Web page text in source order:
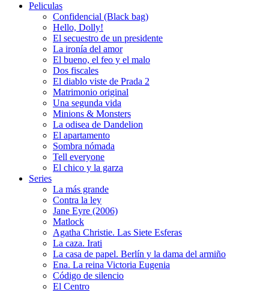
Peliculas
Confidencial (Black bag)
Hello, Dolly!
El secuestro de un presidente
La ironía del amor
El bueno, el feo y el malo
Dos fiscales
El diablo viste de Prada 2
Matrimonio original
Una segunda vida
Minions & Monsters
La odisea de Dandelion
El apartamento
Sombra nómada
Tell everyone
El chico y la garza
Series
La más grande
Contra la ley
Jane Eyre (2006)
Matlock
Agatha Christie. Las Siete Esferas
La caza. Irati
La casa de papel. Berlín y la dama del armiño
Ena. La reina Victoria Eugenia
Código de silencio
El Centro